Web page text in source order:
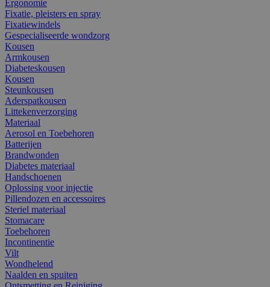
Ergonomie
Fixatie, pleisters en spray
Fixatiewindels
Gespecialiseerde wondzorg
Kousen
Armkousen
Diabeteskousen
Kousen
Steunkousen
Aderspatkousen
Littekenverzorging
Materiaal
Aerosol en Toebehoren
Batterijen
Brandwonden
Diabetes materiaal
Handschoenen
Oplossing voor injectie
Pillendozen en accessoires
Steriel materiaal
Stomacare
Toebehoren
Incontinentie
Vilt
Wondhelend
Naalden en spuiten